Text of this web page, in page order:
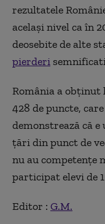
rezultatele
acelaşi nivel ca în
deosebite de alte
pierderi
România a obținut
428 de puncte,
demonstrează că
țări din punct de
nu au competențe
participat elevi de
Editor : G.M.